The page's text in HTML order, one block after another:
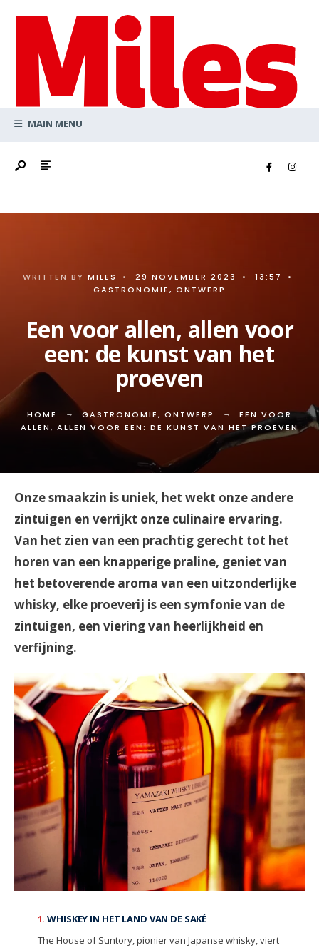
content
MAIN MENU
WRITTEN BY MILES • 29 NOVEMBER 2023 • 13:57
•
GASTRONOMIE, ONTWERP
Een voor allen, allen voor
een: de kunst van het
proeven
HOME GASTRONOMIE, ONTWERP
EEN VOOR
ALLEN, ALLEN VOOR EEN: DE KUNST VAN HET PROEVEN
Onze smaakzin is uniek, het wekt onze andere
zintuigen en verrijkt onze culinaire ervaring.
Van het zien van een prachtig gerecht tot het
horen van een knapperige praline, geniet van
het betoverende aroma van een uitzonderlijke
whisky, elke proeverij is een symfonie van de
zintuigen, een viering van heerlijkheid en
verfijning.
1. WHISKEY IN HET LAND VAN DE SAKÉ
The House of Suntory, pionier van Japanse whisky, viert